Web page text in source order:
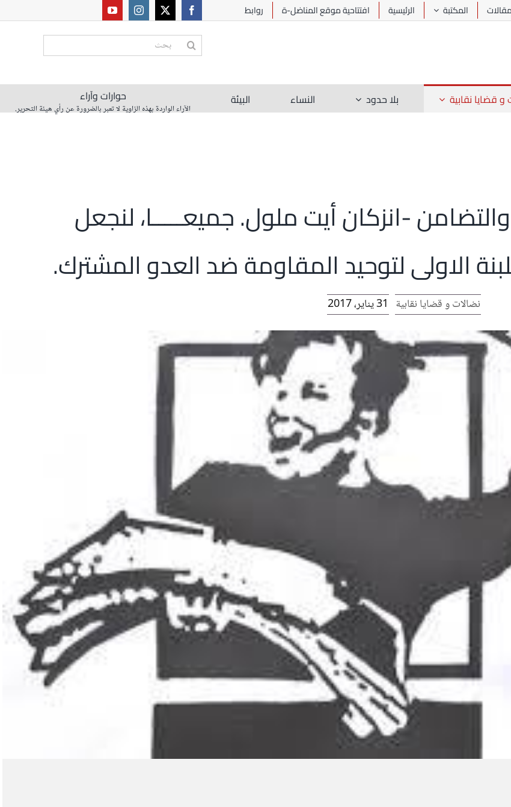
مقالات المكتبة الرئيسية افتتاحية موقع المناضل-ة روابط
البحث
و قضايا نقابية بلا حدود النساء البيئة حوارات وآراء
الآراء الواردة بهذه الزاوية لا تعبر بالضرورة عن رأي هيئة التحرير.
-انزكان أيت ملول. جميعـــــا، لنجعل
الاولى لتوحيد المقاومة ضد العدو المشترك.
نضالات و قضايا نقابية 31 يناير، 2017